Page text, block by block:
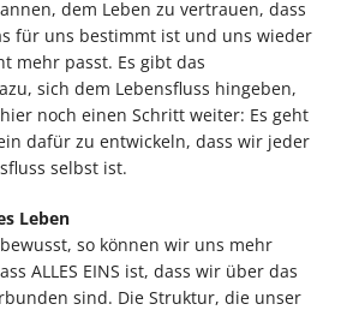
dem Leben zu vertrauen, dass
für uns bestimmt ist und uns wieder
mehr passt. Es gibt das
sich dem Lebensfluss hingeben,
noch einen Schritt weiter: Es geht
dafür zu entwickeln, dass wir jeder
selbst ist.
Leben
so können wir uns mehr
ALLES EINS ist, dass wir über das
sind. Die Struktur, die unser